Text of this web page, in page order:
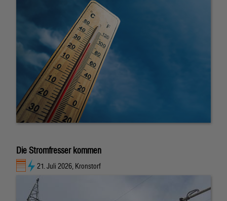
Die Stromfresser kommen
21. Juli 2026, Kronstorf